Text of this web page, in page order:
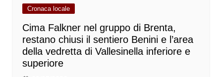
Cronaca locale
Cima Falkner nel gruppo di Brenta,
restano chiusi il sentiero Benini e l’area
della vedretta di Vallesinella inferiore e
superiore